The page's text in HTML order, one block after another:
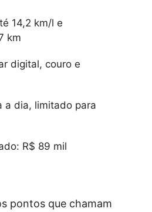
14,2 km/l e
km
digital, couro e
a dia, limitado para
R$ 89 mil
pontos que chamam